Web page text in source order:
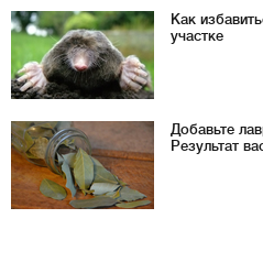
Как
участке
Добавьте
Результат